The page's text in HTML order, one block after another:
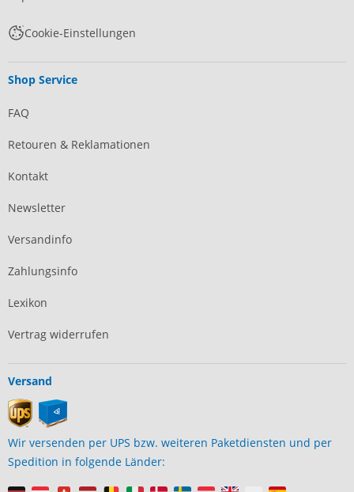
Cookie-Einstellungen
Shop Service
FAQ
Retouren & Reklamationen
Kontakt
Newsletter
Versandinfo
Zahlungsinfo
Lexikon
Vertrag widerrufen
Versand
Wir versenden per UPS bzw. weiteren Paketdiensten und per
Spedition in folgende Länder: